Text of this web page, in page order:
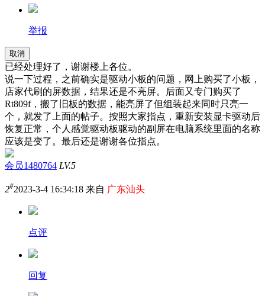
举报
取消
已经处理好了，谢谢楼上各位。
说一下过程，之前确实是驱动小板的问题，网上购买了小板，
店家代刷的屏数据，结果还是不亮屏。后面又专门购买了
Rt809f，搬了旧板的数据，能亮屏了但组装起来同时只亮一
个，就发了上面的帖子。按照大家指点，重新安装显卡驱动后
恢复正常，个人感觉驱动板驱动的副屏在电脑系统里面的名称
应该是变了。最后还是谢谢各位指点。
会员1480764 LV.5
2#2023-3-4 16:34:18 来自 广东汕头
点评
回复